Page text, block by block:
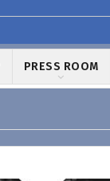
PRESS ROOM